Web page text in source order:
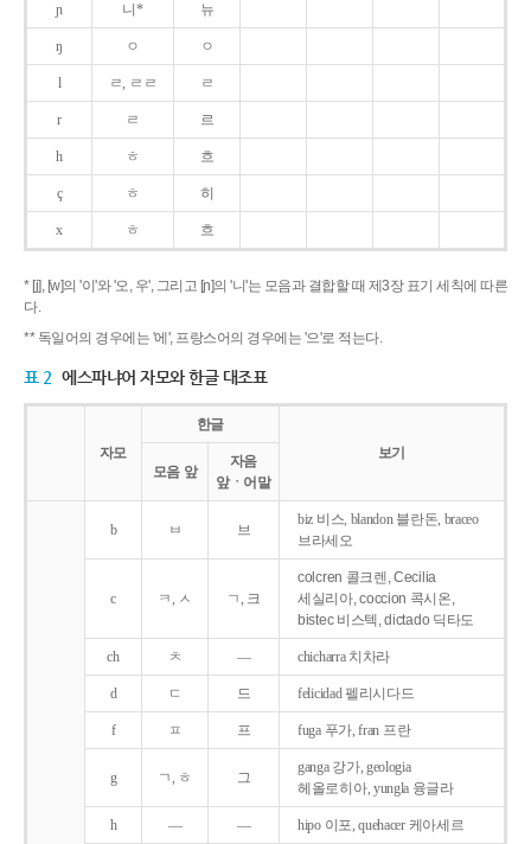
ɲ 니* 뉴
ŋ ㅇ ㅇ
l ㄹ, ㄹㄹ ㄹ
r ㄹ 르
h ㅎ 흐
ç ㅎ 히
x ㅎ 흐
* [j], [w]의 '이'와 '오, 우', 그리고 [ɲ]의 '니'는 모음과 결합할 때 제3장 표기 세칙에 따른
다.
** 독일어의 경우에는 '에', 프랑스어의 경우에는 '으'로 적는다.
표 2 에스파냐어 자모와 한글 대조표
자모
한글
보기
모음 앞
자음
앞ㆍ어말
b ㅂ 브
biz 비스, blandon 블란돈, braceo
브라세오
c ㅋ, ㅅ ㄱ, 크
colcren 콜크렌, Cecilia
세실리아, coccion 콕시온,
bistec 비스텍, dictado 딕타도
ch ㅊ ― chicharra 치차라
d ㄷ 드 felicidad 펠리시다드
f ㅍ 프 fuga 푸가, fran 프란
g ㄱ, ㅎ 그
ganga 강가, geologia
헤올로히아, yungla 융글라
h ― ― hipo 이포, quehacer 케아세르